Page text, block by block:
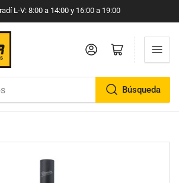
L-V: 8:00 a 14:00 y 16:00 a 19:00
Búsqueda
Iniciar sesiónAbrir cesta pequeña